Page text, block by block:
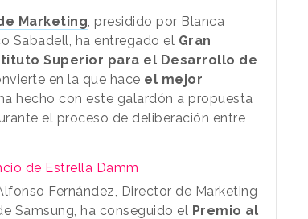
Marketing , presidido por Blanca
Sabadell, ha entregado el Gran
Superior para el Desarrollo de
en la que hace el mejor
hecho con este galardón a propuesta
el proceso de deliberación entre
de Estrella Damm
Fernández, Director de Marketing
Samsung, ha conseguido el Premio al